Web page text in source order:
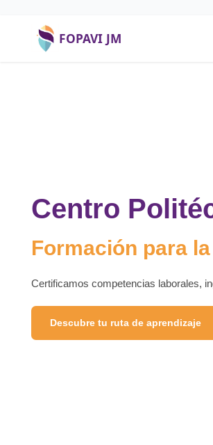
FOPAVI JM
Centro
Formación para
Certificamos competencias laborales,
Descubre tu ruta de aprendizaje